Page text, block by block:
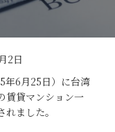
2日
年6月25日）に台湾
貸マンション一
ました。